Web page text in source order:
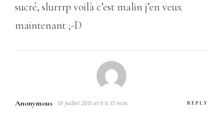
sucré, slurrrp voilà c’est malin j’en veux
maintenant ;-D
Anonymous 19 juillet 2011 at 6 h 15 min REPLY